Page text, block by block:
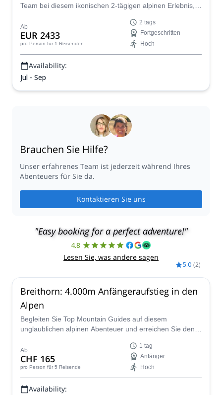
Team bei diesem ikonischen 2-tägigen alpinen Erlebnis,
erklimmen, beginnend in Zermatt.
Ab
EUR 2433
pro Person für 1 Reisenden
2 tags
Fortgeschritten
Hoch
Availability:
Jul - Sep
Brauchen Sie Hilfe?
Unser erfahrenes Team ist jederzeit während Ihres
Abenteuers für Sie da.
Kontaktieren Sie uns
"Easy booking for a perfect adventure!"
4.8
Lesen Sie, was andere sagen
5.0 (2)
Breithorn: 4.000m Anfängeraufstieg in den
Alpen
Begleiten Sie Top Mountain Guides auf diesem
unglaublichen alpinen Abenteuer und erreichen Sie den
wunderschönen Breithorn über die Normalroute.
Ab
CHF 165
pro Person für 5 Reisende
1 tag
Anfänger
Hoch
Availability: